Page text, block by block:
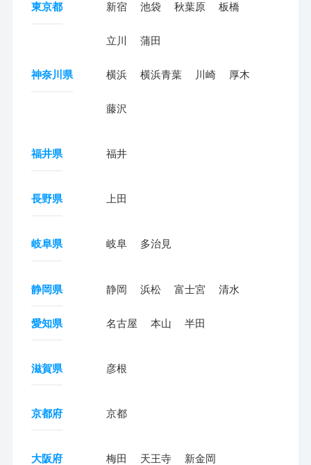
東京都 新宿 池袋 秋葉原 板橋
立川 蒲田
神奈川県 横浜 横浜青葉 川崎 厚木
藤沢
福井県 福井
長野県 上田
岐阜県 岐阜 多治見
静岡県 静岡 浜松 富士宮 清水
愛知県 名古屋 本山 半田
滋賀県 彦根
京都府 京都
大阪府 梅田 天王寺 新金岡